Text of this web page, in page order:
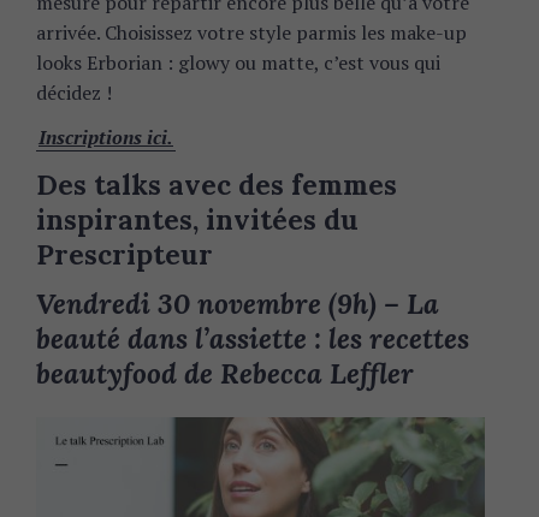
arrivée. Choisissez votre style parmis les make-up
looks Erborian : glowy ou matte, c’est vous qui
décidez !
Inscriptions ici.
Des talks avec des femmes
inspirantes, invitées du
Prescripteur
Vendredi 30 novembre (9h) – La
beauté dans l’assiette : les recettes
beautyfood de Rebecca Leffler